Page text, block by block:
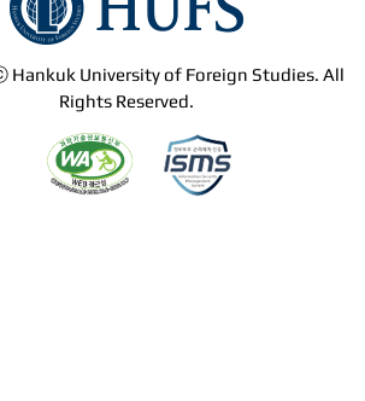
Hankuk University of Foreign Studies. All
Rights Reserved.